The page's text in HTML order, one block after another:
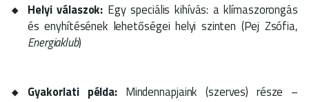
Helyi válaszok: Egy speciális kihívás: a klímaszorongás
és enyhítésének lehetőségei helyi szinten (Pej Zsófia,
Energiaklub)
Gyakorlati példa: Mindennapjaink (szerves) része –